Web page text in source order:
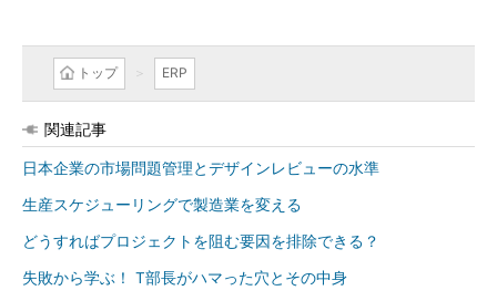
トップ ERP
関連記事
日本企業の市場問題管理とデザインレビューの水準
生産スケジューリングで製造業を変える
どうすればプロジェクトを阻む要因を排除できる？
失敗から学ぶ！ T部長がハマった穴とその中身